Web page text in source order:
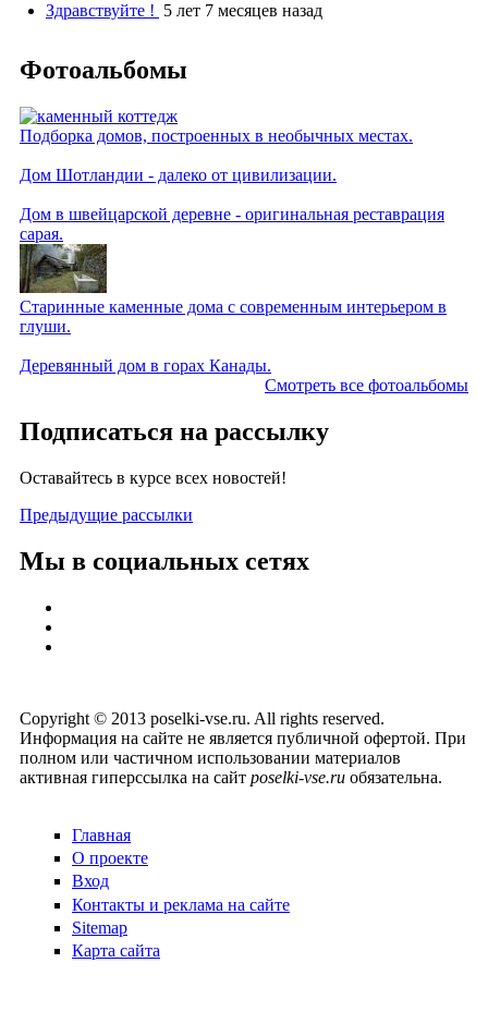
Здравствуйте ! 5 лет 7 месяцев назад
Фотоальбомы
Подборка домов, построенных в необычных местах.
Дом Шотландии - далеко от цивилизации.
Дом в швейцарской деревне - оригинальная реставрация
сарая.
Старинные каменные дома с современным интерьером в
глуши.
Деревянный дом в горах Канады.
Смотреть все фотоальбомы
Подписаться на рассылку
Оставайтесь в курсе всех новостей!
Предыдущие рассылки
Мы в социальных сетях
Copyright © 2013 poselki-vse.ru. All rights reserved.
Информация на сайте не является публичной офертой. При
полном или частичном использовании материалов
активная гиперссылка на сайт poselki-vse.ru​ обязательна.
Главная
О проекте
Вход
Контакты и реклама на сайте
Sitemap
Карта сайта